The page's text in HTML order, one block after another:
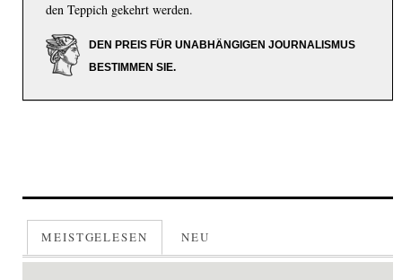
den Teppich gekehrt werden.
DEN PREIS FÜR UNABHÄNGIGEN JOURNALISMUS
BESTIMMEN SIE.
MEISTGELESEN NEU